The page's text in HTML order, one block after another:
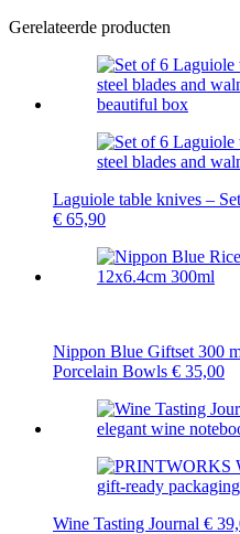
Gerelateerde producten
Laguiole table knives –
€ 65,90
Nippon Blue Giftset 300
Porcelain Bowls € 35,00
Wine Tasting Journal €